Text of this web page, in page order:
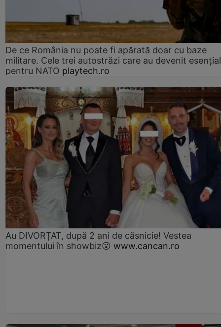
De ce România nu poate fi apărată doar cu baze
militare. Cele trei autostrăzi care au devenit
pentru NATO playtech.ro
Au DIVORȚAT, după 2 ani de căsnicie! Vestea
momentului în showbiz😮 www.cancan.ro